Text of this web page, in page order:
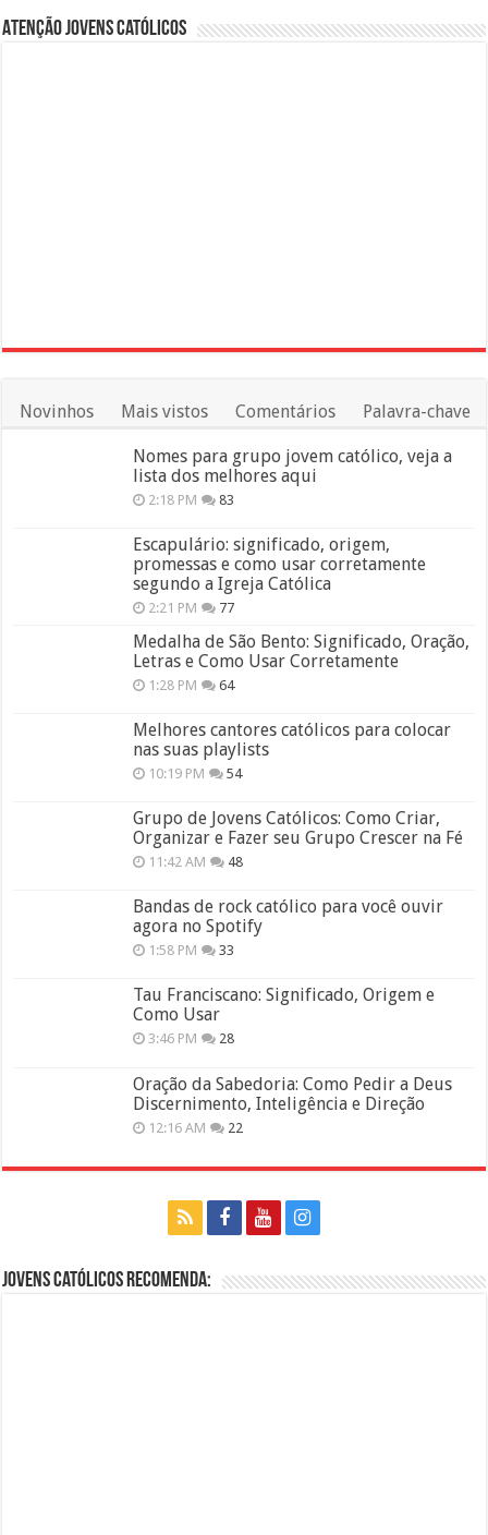
Atenção Jovens Católicos
Novinhos Mais vistos Comentários Palavra-chave
Nomes para grupo jovem católico, veja a
lista dos melhores aqui
2:18 PM 83
Escapulário: significado, origem,
promessas e como usar corretamente
segundo a Igreja Católica
2:21 PM 77
Medalha de São Bento: Significado, Oração,
Letras e Como Usar Corretamente
1:28 PM 64
Melhores cantores católicos para colocar
nas suas playlists
10:19 PM 54
Grupo de Jovens Católicos: Como Criar,
Organizar e Fazer seu Grupo Crescer na Fé
11:42 AM 48
Bandas de rock católico para você ouvir
agora no Spotify
1:58 PM 33
Tau Franciscano: Significado, Origem e
Como Usar
3:46 PM 28
Oração da Sabedoria: Como Pedir a Deus
Discernimento, Inteligência e Direção
12:16 AM 22
Jovens Católicos Recomenda: